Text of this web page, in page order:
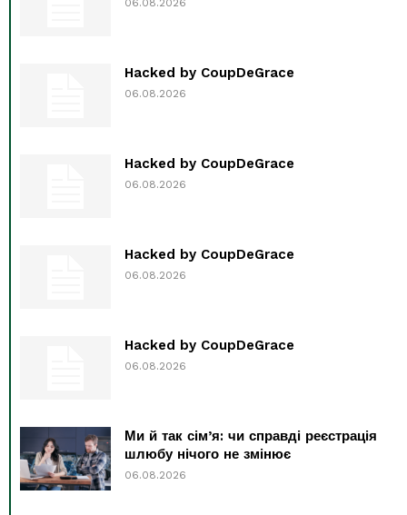
Hacked by CoupDeGrace
06.08.2026
Hacked by CoupDeGrace
06.08.2026
Hacked by CoupDeGrace
06.08.2026
Hacked by CoupDeGrace
06.08.2026
Ми й так сім’я: чи справді реєстрація
шлюбу нічого не змінює
06.08.2026